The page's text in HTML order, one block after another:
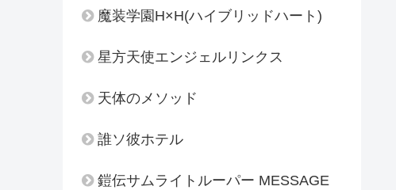
魔装学園H×H(ハイブリッドハート)
星方天使エンジェルリンクス
天体のメソッド
誰ソ彼ホテル
鎧伝サムライトルーパー MESSAGE